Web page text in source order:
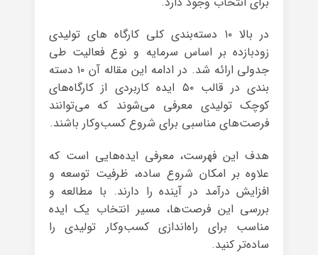
در بالا ۱۰ دسته‌بندی کلی کارگاه های تولیدی
زودبازده بر اساس سرمایه و نوع فعالیت طی
جدولی ارائه شد. در ادامه این مقاله آن ۱۰ دسته
بندی در قالب ۵۰ ایده کاربردی از کارگاه‌های
کوچک تولیدی معرفی می‌شوند که می‌توانند
فرصت‌های مناسبی برای شروع کسب‌وکار باشند.
هدف این فهرست، معرفی ایده‌هایی است که
علاوه بر امکان شروع ساده، ظرفیت توسعه و
افزایش درآمد در آینده را دارند. با مطالعه و
بررسی این فرصت‌ها، مسیر انتخاب یک ایده
مناسب برای راه‌اندازی کسب‌وکار تولیدی را
ساده‌تر کنید.